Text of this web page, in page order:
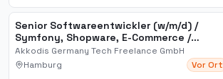
Senior Softwareentwickler (w/m/d) /
Symfony, Shopware, E-Commerce /
Arbeitnehmerüberlassung
Akkodis Germany Tech Freelance GmbH
Hamburg
Vor Ort